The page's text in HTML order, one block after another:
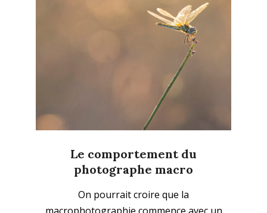
Le comportement du
photographe macro
On pourrait croire que la
Abonnez-vous à la
newsletter
Ne ratez plus l'actualité du magazine 33sio